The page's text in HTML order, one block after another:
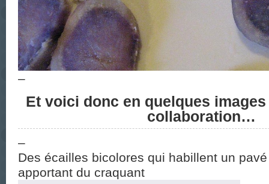
–
Et voici donc en quelques
collaboration…
–
Des écailles bicolores qui habillent un
apportant du craquant